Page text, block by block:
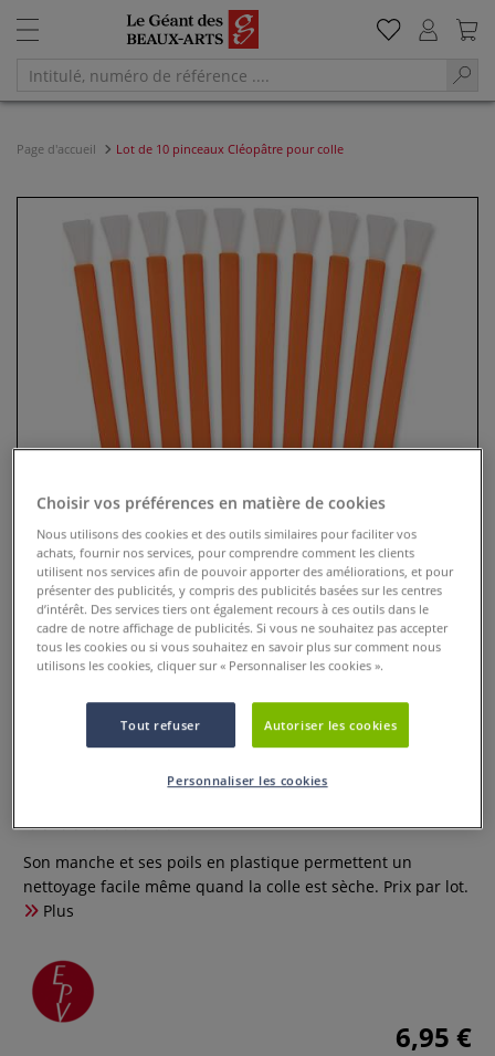
Page d'accueil Lot de 10 pinceaux Cléopâtre pour colle
Lot de 10 pinceaux Cléopâtre
Son manche et ses poils en plastique permettent un
nettoyage facile même quand la colle est sèche. Prix par lot.
Plus
6,95 €
Choisir vos préférences en matière de cookies
Nous utilisons des cookies et des outils similaires pour faciliter vos
achats, fournir nos services, pour comprendre comment les clients
utilisent nos services afin de pouvoir apporter des améliorations, et pour
présenter des publicités, y compris des publicités basées sur les centres
d’intérêt. Des services tiers ont également recours à ces outils dans le
cadre de notre affichage de publicités. Si vous ne souhaitez pas accepter
tous les cookies ou si vous souhaitez en savoir plus sur comment nous
utilisons les cookies, cliquer sur « Personnaliser les cookies ».
Tout refuser Autoriser les cookies
Personnaliser les cookies